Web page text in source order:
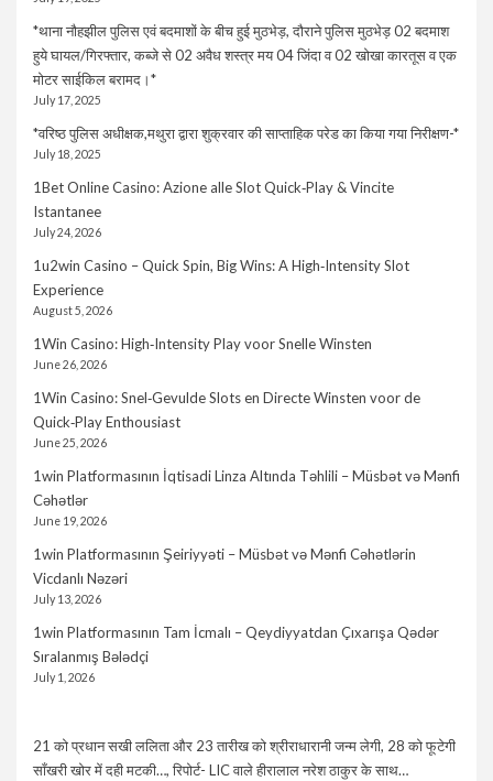
*थाना नौहझील पुलिस एवं बदमाशों के बीच हुई मुठभेड़, दौराने पुलिस मुठभेड़ 02 बदमाश
हुये घायल/गिरफ्तार, कब्जे से 02 अवैध शस्त्र मय 04 जिंदा व 02 खोखा कारतूस व एक
मोटर साईकिल बरामद।*
July 17, 2025
*वरिष्ठ पुलिस अधीक्षक,मथुरा द्वारा शुक्रवार की साप्ताहिक परेड का किया गया निरीक्षण-*
July 18, 2025
1Bet Online Casino: Azione alle Slot Quick‑Play & Vincite
Istantanee
July 24, 2026
1u2win Casino – Quick Spin, Big Wins: A High‑Intensity Slot
Experience
August 5, 2026
1Win Casino: High‑Intensity Play voor Snelle Winsten
June 26, 2026
1Win Casino: Snel‑Gevulde Slots en Directe Winsten voor de
Quick‑Play Enthousiast
June 25, 2026
1win Platformasının İqtisadi Linza Altında Təhlili – Müsbət və Mənfi
Cəhətlər
June 19, 2026
1win Platformasının Şeiriyyəti – Müsbət və Mənfi Cəhətlərin
Vicdanlı Nəzəri
July 13, 2026
1win Platformasının Tam İcmalı – Qeydiyyatdan Çıxarışa Qədər
Sıralanmış Bələdçi
July 1, 2026
21 को प्रधान सखी ललिता और 23 तारीख को श्रीराधारानी जन्म लेगी, 28 को फूटेगी
साँखरी खोर में दही मटकी…, रिपोर्ट- LIC वाले हीरालाल नरेश ठाकुर के साथ…